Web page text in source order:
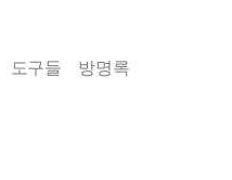
도구들 방명록